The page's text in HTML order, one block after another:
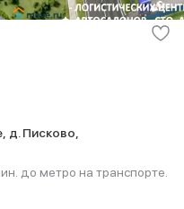
д. Писково,
до метро на транспорте.